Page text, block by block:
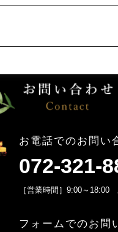
お電話でのお問い
072-321-
［営業時間］9:00～18:00
フォームでのお問